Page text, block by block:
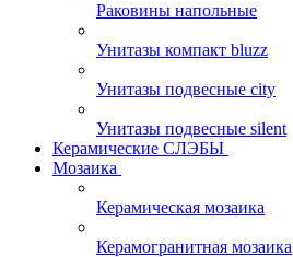
Раковины напольные
Унитазы компакт bluzz
Унитазы подвесные city
Унитазы подвесные silent
Керамические СЛЭБЫ
Мозаика
Керамическая мозаика
Керамогранитная мозаика